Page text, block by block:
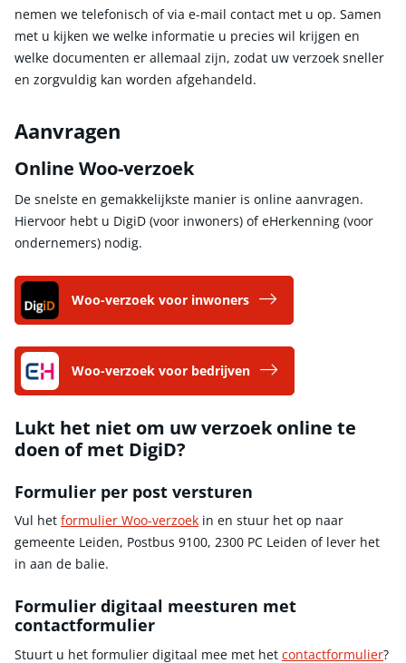
nemen we telefonisch of via e-mail contact met u op. Samen
met u kijken we welke informatie u precies wil krijgen en
welke documenten er allemaal zijn, zodat uw verzoek sneller
en zorgvuldig kan worden afgehandeld.
Aanvragen
Online Woo-verzoek
De snelste en gemakkelijkste manier is online aanvragen.
Hiervoor hebt u DigiD (voor inwoners) of eHerkenning (voor
ondernemers) nodig.
Woo-verzoek voor inwoners
Woo-verzoek voor bedrijven
Lukt het niet om uw verzoek online te
doen of met DigiD?
Formulier per post versturen
Vul het formulier Woo-verzoek in en stuur het op naar
gemeente Leiden, Postbus 9100, 2300 PC Leiden of lever het
in aan de balie.
Formulier digitaal meesturen met
contactformulier
Stuurt u het formulier digitaal mee met het contactformulier?